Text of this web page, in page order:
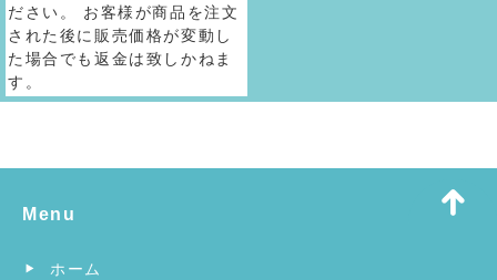
ださい。 お客様が商品を注文
された後に販売価格が変動し
た場合でも返金は致しかねま
す。
Menu
ホーム